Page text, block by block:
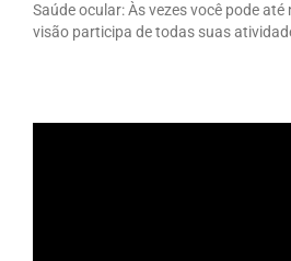
Saúde ocular: Às vezes você pode até
visão participa de todas suas